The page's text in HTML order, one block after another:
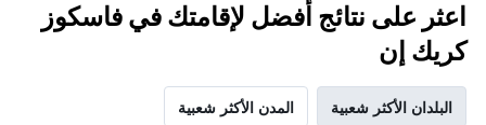
اعثر على نتائج أفضل لإقامتك في فاسكوز
كريك إن
البلدان الأكثر شعبية المدن الأكثر شعبية